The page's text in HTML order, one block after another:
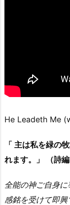
He Leadeth Me
「 主は私を緑の
れます。」 （詩編
全能の神ご自身
感銘を受けて即